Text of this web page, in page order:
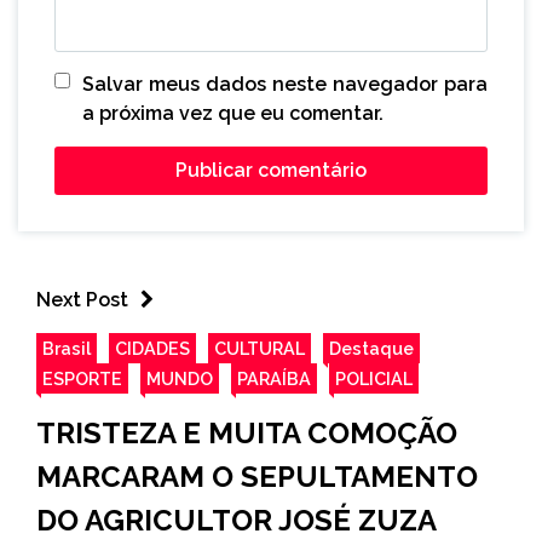
Salvar meus dados neste navegador para
a próxima vez que eu comentar.
Next Post
Brasil CIDADES CULTURAL
Destaque
ESPORTE
MUNDO PARAÍBA POLICIAL
TRISTEZA E MUITA COMOÇÃO
MARCARAM O SEPULTAMENTO
DO AGRICULTOR JOSÉ ZUZA